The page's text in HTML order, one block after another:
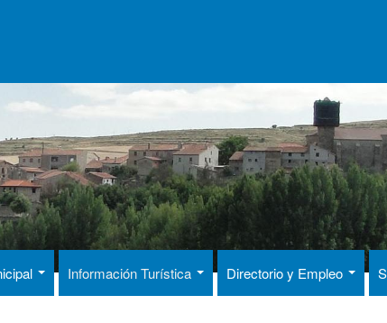
Información Turística Directorio y Empleo